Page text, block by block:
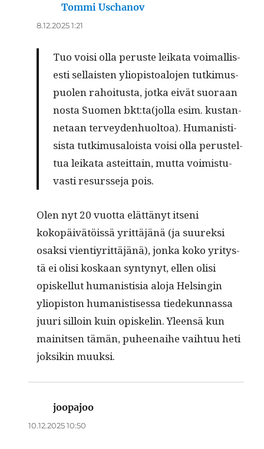
Tommi Uschanovsanoo:
8.12.2025 1:21
Tuo voisi olla peruste leika­ta voimallis­
es­ti sel­l­ais­ten yliopis­toalo­jen tutkimus­
puolen rahoi­tus­ta, jot­ka eivät suo­raan
nos­ta Suomen bkt:ta(jolla esim. kus­tan­
netaan ter­vey­den­huoltoa). Human­is­ti­
sista tutkimusa­loista voisi olla perustel­
tua leika­ta asteit­tain, mut­ta voimis­tu­
vasti resursse­ja pois.
Olen nyt 20 vuot­ta elät­tänyt itseni
kokopäivätöis­sä yrit­täjänä (ja suurek­si
osak­si vien­tiyrit­täjänä), jon­ka koko yri­tys­
tä ei olisi koskaan syn­tynyt, ellen olisi
opiskel­lut human­is­tisia alo­ja Helsin­gin
yliopis­ton human­is­tises­sa tiedekun­nas­sa
juuri sil­loin kuin opiske­lin. Yleen­sä kun
mainit­sen tämän, puheenai­he vai­h­tuu heti
jok­sikin muuksi.
joopajoo
10.12.2025 10:50